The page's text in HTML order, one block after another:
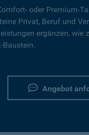
oder Premium-
Privat, Beruf und
ergänzen, wie
Baustein.
Angebot